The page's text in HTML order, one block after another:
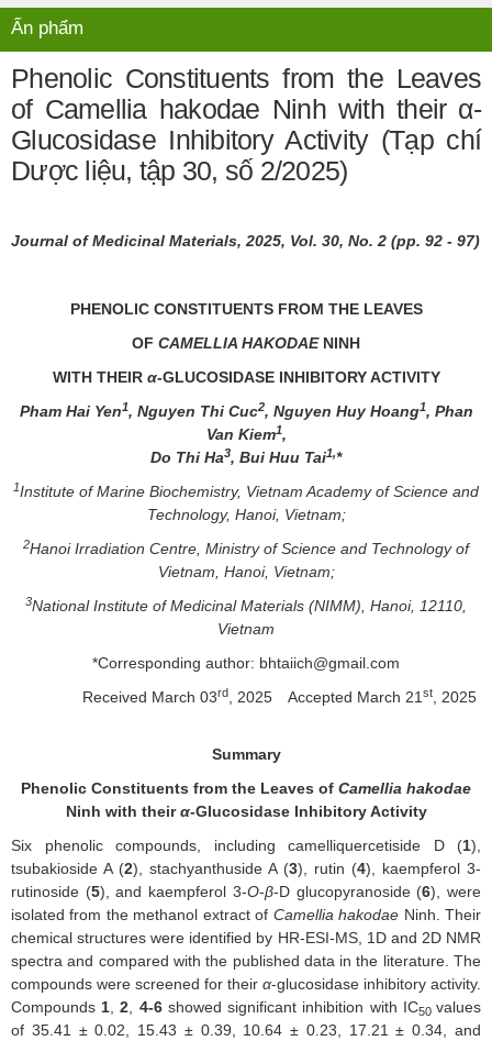
Ấn phẩm
Phenolic Constituents from the Leaves
of Camellia hakodae Ninh with their α-
Glucosidase Inhibitory Activity (Tạp chí
Dược liệu, tập 30, số 2/2025)
Journal of Medicinal Materials, 2025, Vol. 30, No. 2 (pp. 92 - 97)
PHENOLIC CONSTITUENTS FROM THE LEAVES
OF CAMELLIA HAKODAENINH
WITH THEIR α-GLUCOSIDASE INHIBITORY ACTIVITY
Pham Hai Yen1, Nguyen Thi Cuc2, Nguyen Huy Hoang1, Phan
Van Kiem1,
Do Thi Ha3, Bui Huu Tai1,*
1Institute of Marine Biochemistry, Vietnam Academy of Science and
Technology, Hanoi, Vietnam;
2Hanoi Irradiation Centre, Ministry of Science and Technology of
Vietnam, Hanoi, Vietnam;
3National Institute of Medicinal Materials (NIMM), Hanoi, 12110,
Vietnam
*Corresponding author: bhtaiich@gmail.com
Received March 03rd , 2025 Accepted March 21 st , 2025
Summary
Phenolic Constituents from the Leaves of Camellia hakodae
Ninh with theirα-Glucosidase Inhibitory Activity
Six phenolic compounds, including camelliquercetiside D (1),
tsubakioside A (2), stachyanthuside A (3), rutin (4), kaempferol 3-
rutinoside (5), and kaempferol 3-O-β-D glucopyranoside (6), were
isolated from the methanol extract of Camellia hakodae Ninh. Their
chemical structures were identified by HR-ESI-MS, 1D and 2D NMR
spectra and compared with the published data in the literature. The
compounds were screened for their α-glucosidase inhibitory activity.
Compounds 1 ,2 4-6showed significant inhibition with IC50values
of 35.41 ± 0.02, 15.43 ± 0.39, 10.64 ± 0.23, 17.21 ± 0.34, and